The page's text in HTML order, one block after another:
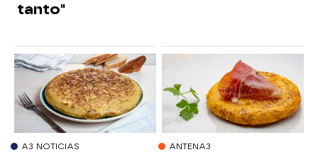
tanto"
A3 NOTICIAS ANTENA3